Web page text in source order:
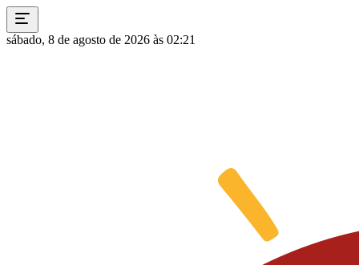
sábado, 8 de agosto de 2026 às 02:21